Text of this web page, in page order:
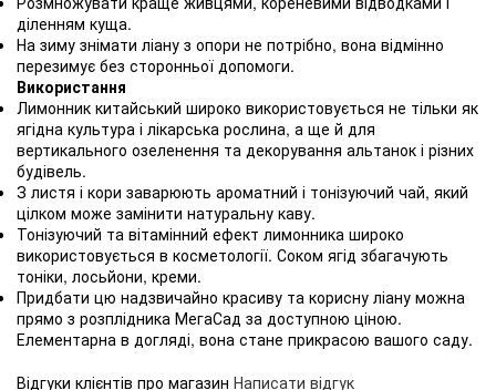
діленням куща.
На зиму знімати ліану з опори не потрібно, вона відмінно
перезимує без сторонньої допомоги.
Використання
Лимонник китайський широко використовується не тільки як
ягідна культура і лікарська рослина, а ще й для
вертикального озеленення та декорування альтанок і різних
будівель.
З листя і кори заварюють ароматний і тонізуючий чай, який
цілком може замінити натуральну каву.
Тонізуючий та вітамінний ефект лимонника широко
використовується в косметології. Соком ягід збагачують
тоніки, лосьйони, креми.
Придбати цю надзвичайно красиву та корисну ліану можна
прямо з розплідника МегаСад за доступною ціною.
Елементарна в догляді, вона стане прикрасою вашого саду.
Відгуки клієнтів про магазин Написати відгук